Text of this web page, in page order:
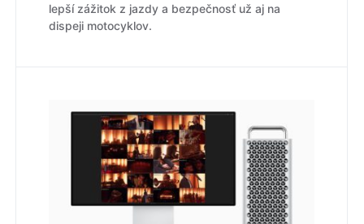
lepší zážitok z jazdy a bezpečnosť už aj na
dispeji motocyklov.